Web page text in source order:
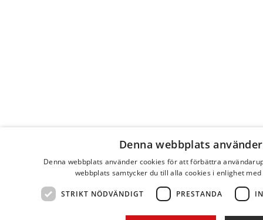
Denna webbplats
Denna webbplats använder cookies för att förbättra
webbplats samtycker du till alla cookies i enlighet
STRIKT NÖDVÄNDIGT PRESTANDA